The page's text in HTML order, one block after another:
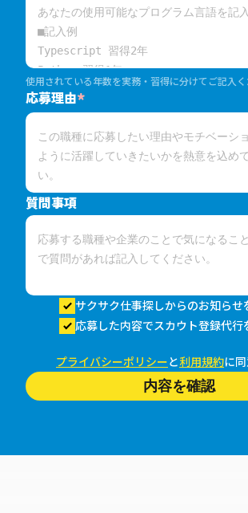
使用されている年数を実務・習得に分けてご記入
応募理由*
質問事項
サクサク仕事探しからのお知らせ
応募した内容でスカウト登録代行
プライバシーポリシーと利用規約に
内容を確認